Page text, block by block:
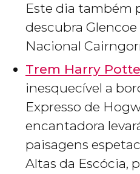
Este dia também
descubra Glencoe
Nacional
Trem Harry
inesquecível a
Expresso de
encantadora
paisagens
Altas da Escócia,